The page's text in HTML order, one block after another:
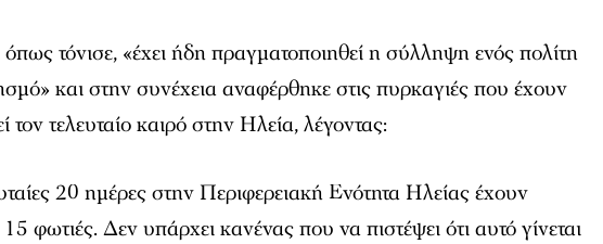
τόνισε, «έχει ήδη πραγματοποιηθεί η σύλληψη ενός πολίτη
και στην συνέχεια αναφέρθηκε στις πυρκαγιές που έχουν
τον τελευταίο καιρό στην Ηλεία, λέγοντας:
20 ημέρες στην Περιφερειακή Ενότητα Ηλείας έχουν
15 φωτιές. Δεν υπάρχει κανένας που να πιστέψει ότι αυτό γίνεται